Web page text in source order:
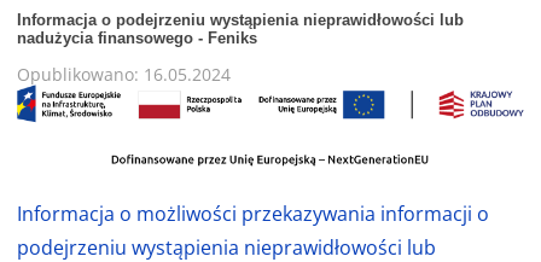
Informacja o podejrzeniu wystąpienia nieprawidłowości lub
nadużycia finansowego - Feniks
Opublikowano: 16.05.2024
Informacja o możliwości przekazywania informacji o
podejrzeniu wystąpienia nieprawidłowości lub